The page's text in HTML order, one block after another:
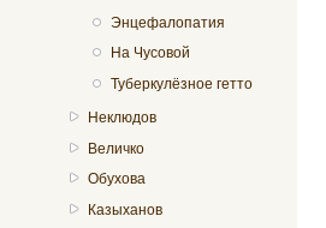
Энцефалопатия
На Чусовой
Туберкулёзное гетто
Неклюдов
Величко
Обухова
Казыханов